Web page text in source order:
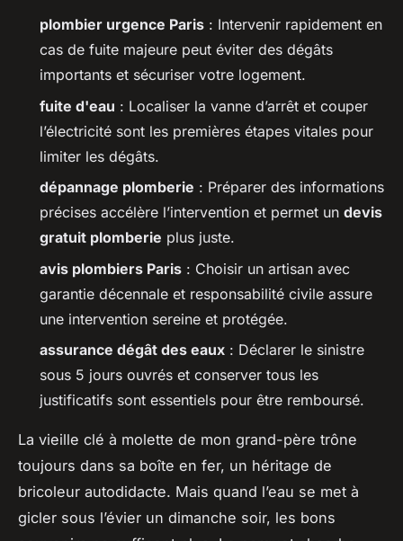
plombier urgence Paris : Intervenir rapidement en
cas de fuite majeure peut éviter des dégâts
importants et sécuriser votre logement.
fuite d'eau : Localiser la vanne d’arrêt et couper
l’électricité sont les premières étapes vitales pour
limiter les dégâts.
dépannage plomberie : Préparer des informations
précises accélère l’intervention et permet un devis
gratuit plomberie plus juste.
avis plombiers Paris : Choisir un artisan avec
garantie décennale et responsabilité civile assure
une intervention sereine et protégée.
assurance dégât des eaux : Déclarer le sinistre
sous 5 jours ouvrés et conserver tous les
justificatifs sont essentiels pour être remboursé.
La vieille clé à molette de mon grand-père trône
toujours dans sa boîte en fer, un héritage de
bricoleur autodidacte. Mais quand l’eau se met à
gicler sous l’évier un dimanche soir, les bons